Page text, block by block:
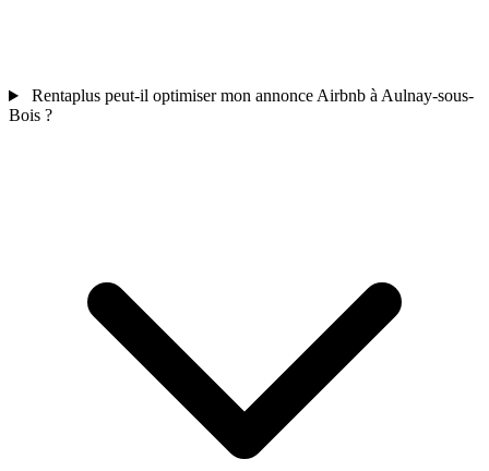
Rentaplus peut-il optimiser mon annonce Airbnb à Aulnay-sous-
Bois ?